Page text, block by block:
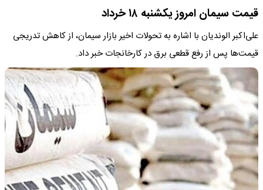
قیمت سیمان امروز یکشنبه ۱۸ خرداد
علی‌اکبر الوندیان با اشاره به تحولات اخیر بازار سیمان، از کاهش تدریجی
قیمت‌ها پس از رفع قطعی برق در کارخانجات خبر داد.